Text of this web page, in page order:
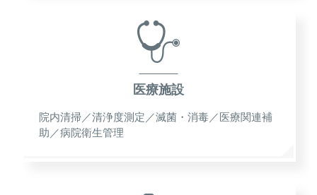
医療施設
院内清掃／清浄度測定／滅菌・消毒／医療関連補
助／病院衛生管理